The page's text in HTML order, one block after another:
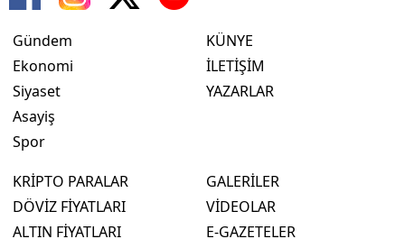
Gündem
Ekonomi
Siyaset
Asayiş
Spor
KÜNYE
İLETİŞİM
YAZARLAR
KRİPTO PARALAR
DÖVİZ FİYATLARI
ALTIN FİYATLARI
GALERİLER
VİDEOLAR
E-GAZETELER